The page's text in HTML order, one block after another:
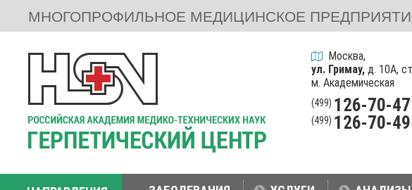
МНОГОПРОФИЛЬНОЕ МЕДИЦИНСКОЕ
Москва,
ул. Гримау,д. 10А,
м. Академическая
(499) 126-70-47
(499) 126-70-49